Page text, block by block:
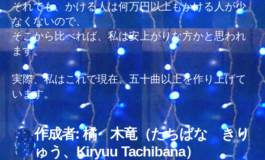
それでも、かける人は何万円以上もかける人が少
なくないので、
そこから比べれば、私は安上がりな方かと思われ
ます。
実際、私はこれで現在、五十曲以上を作り上げて
います。
作成者: 橘 木竜（たちばな きり
ゅう、Kiryuu Tachibana）